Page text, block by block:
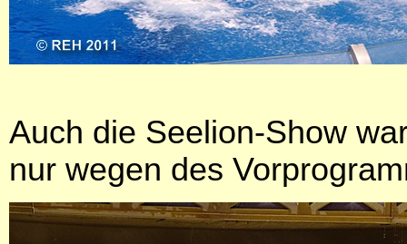
Auch die Seelion-Show
nur wegen des